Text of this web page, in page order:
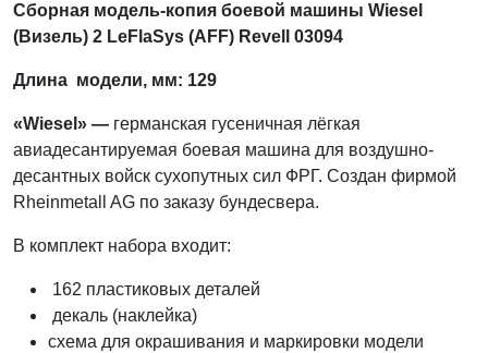
Сборная модель-копия боевой машины Wiesel
(Визель) 2 LeFlaSys (AFF) Revell 03094
Длина модели, мм: 129
«Wiesel» — германская гусеничная лёгкая
авиадесантируемая боевая машина для воздушно-
десантных войск сухопутных сил ФРГ. Создан фирмой
Rheinmetall AG по заказу бундесвера.
В комплект набора входит:
162 пластиковых деталей
декаль (наклейка)
схема для окрашивания и маркировки модели